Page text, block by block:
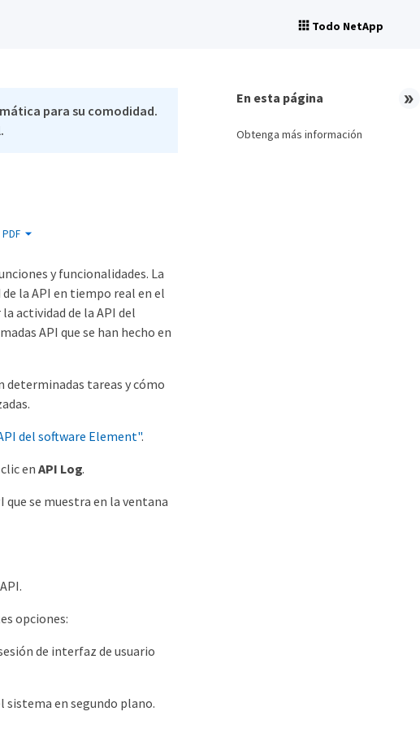
Todo NetApp
para su comodidad.
PDF
y funcionalidades. La
la API en tiempo real en el
actividad de la API del
API que se han hecho en
determinadas tareas y cómo
del software Element".
enAPI Log.
se muestra en la ventana
opciones:
de interfaz de usuario
sistema en segundo plano.
En esta página
Obtenga más información